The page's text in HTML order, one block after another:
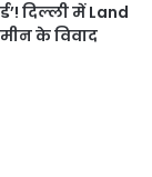
दिल्ली में Land
के विवाद